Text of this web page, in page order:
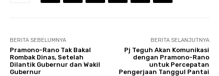
BERITA SEBELUMNYA
Pramono-Rano Tak Bakal
Rombak Dinas, Setelah
Dilantik Gubernur dan Wakil
Gubernur
BERITA SELANJUTNYA
Pj Teguh Akan Komunikasi
dengan Pramono-Rano
untuk Percepatan
Pengerjaan Tanggul Pantai